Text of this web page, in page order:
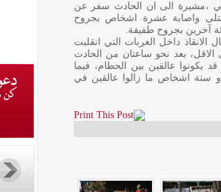
،مشيرة الى ان الحادث سفر عن
واصابة عشرة اشخاص بجروح
آخرين بجروح طفيفة.
الانقاذ داخل العربات التي انقلبت
الاقل، بعد نحو ساعتان من الحادث
يكونوا عالقين بين الحطام، فيما
المكان ان خمسة او ستة اشخاص ما زالوا عالقين في